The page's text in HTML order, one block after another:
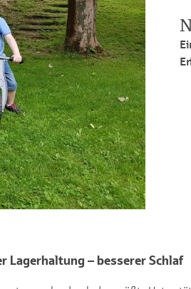
Lagerhaltung – besserer Schlaf